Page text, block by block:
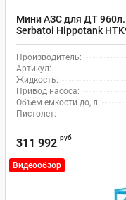
Мини АЗС для ДТ 960л.
Serbatoi Hippotank
Производитель:
Артикул:
Жидкость:
Привод насоса:
Объем емкости до, л:
Пистолет:
311 992 руб
Видеообзор